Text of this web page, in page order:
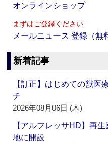
オンラインショップ
まずはご登録ください
メールニュース 登録（無
新着記事
【訂正】はじめての獣
チ
2026年08月06日 (木)
【アルフレッサHD】再
地に開設